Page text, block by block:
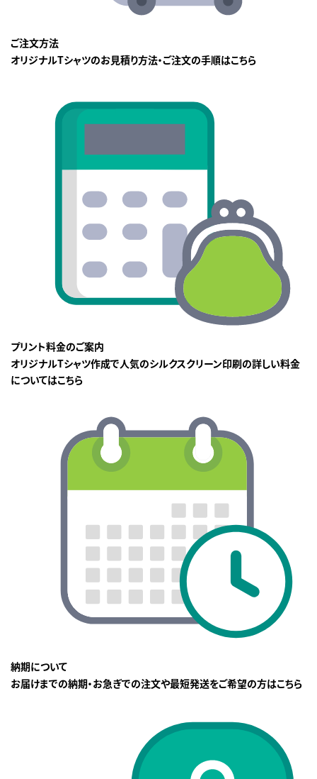
ご注文方法
オリジナルTシャツのお見積り方法・ご注文の手順はこちら
プリント料金のご案内
オリジナルTシャツ作成で人気のシルクスクリーン印刷の詳しい料金
についてはこちら
納期について
お届けまでの納期・お急ぎでの注文や最短発送をご希望の方はこちら